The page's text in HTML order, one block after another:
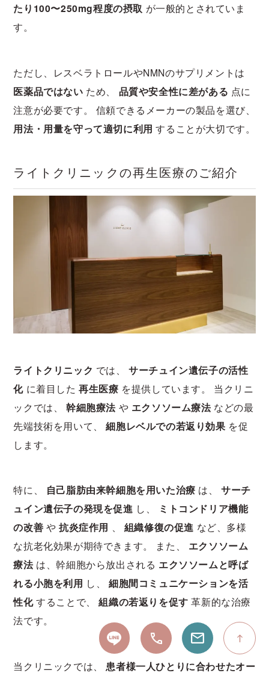
たり100〜250mg程度の摂取 が一般的とされていま
す。
ただし、レスベラトロールやNMNのサプリメントは
医薬品ではない ため、 品質や安全性に差がある 点に
注意が必要です。 信頼できるメーカーの製品を選び、
用法・用量を守って適切に利用 することが大切です。
ライトクリニックの再生医療のご紹介
ライトクリニック では、サーチュイン遺伝子の活性
化 に着目した再生医療 を提供しています。 当クリニ
ックでは、 幹細胞療法 や エクソソーム療法 などの最
先端技術を用いて、細胞レベルでの若返り効果 を促
します。
特に、 自己脂肪由来幹細胞を用いた治療 は、サーチ
ュイン遺伝子の発現を促進 し、
ミトコンドリア機能
の改善 や抗炎症作用 組織修復の促進 など、多様
な抗老化効果が期待できます。 また、 エクソソーム
療法 は、幹細胞から放出される エクソソームと呼ば
れる小胞を利用 し、 細胞間コミュニケーションを活
性化することで、組織の若返りを促す 革新的な治療
法です。
当クリニックでは、 患者様一人ひとりに合わせたオー